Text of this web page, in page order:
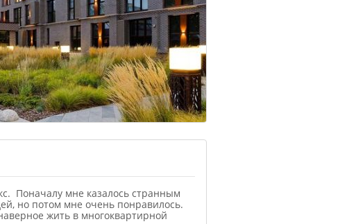
Поначалу мне казалось странным
но потом мне очень понравилось.
жить в многоквартирной